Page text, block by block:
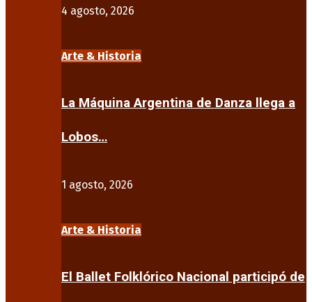
4 agosto, 2026
Arte & Historia
La Máquina Argentina de Danza llega a
Lobos…
1 agosto, 2026
Arte & Historia
El Ballet Folklórico Nacional participó de